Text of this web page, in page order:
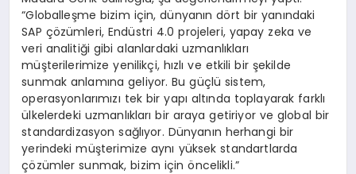
“Globalleşme bizim için, dünyanın dört bir yanındaki
SAP çözümleri, Endüstri 4.0 projeleri, yapay zeka ve
veri analitiği gibi alanlardaki uzmanlıkları
müşterilerimize yenilikçi, hızlı ve etkili bir şekilde
sunmak anlamına geliyor. Bu güçlü sistem,
operasyonlarımızı tek bir yapı altında toplayarak farklı
ülkelerdeki uzmanlıkları bir araya getiriyor ve global bir
standardizasyon sağlıyor. Dünyanın herhangi bir
yerindeki müşterimize aynı yüksek standartlarda
çözümler sunmak, bizim için öncelikli.”